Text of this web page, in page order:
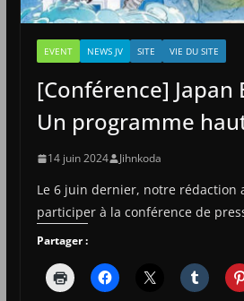
EVENT NEWS JV SITE VIE DU SITE
[Conférence] Japan
Un programme
14 juin 2024 Jihnkoda
Le 6 juin dernier, notre rédaction
participer à la conférence de
Partager :